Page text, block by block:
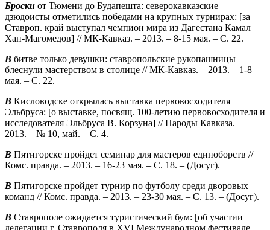
Броски от Тюмени до Будапешта: северокавказские
дзюдоисты отметились победами на крупных турнирах: [за
Ставроп. край выступал чемпион мира из Дагестана Камал
Хан-Магомедов] // МК-Кавказ. – 2013. – 8-15 мая. – С. 22.
В битве только девушки: ставропольские рукопашницы
блеснули мастерством в столице // МК-Кавказ. – 2013. – 1-8
мая. – С. 22.
В Кисловодске открылась выставка первовосходителя
Эльбруса: [о выставке, посвящ. 100-летию первовосходителя и
исследователя Эльбруса В. Корзуна] // Народы Кавказа. –
2013. – № 10, май. – С. 4.
В Пятигорске пройдет семинар для мастеров единоборств //
Комс. правда. – 2013. – 16-23 мая. – С. 18. – (Досуг).
В Пятигорске пройдет турнир по футболу среди дворовых
команд // Комс. правда. – 2013. – 23-30 мая. – С. 13. – (Досуг).
В Ставрополе ожидается туристический бум: [об участии
делегации г. Ставрополя в XVI Международном фестивале